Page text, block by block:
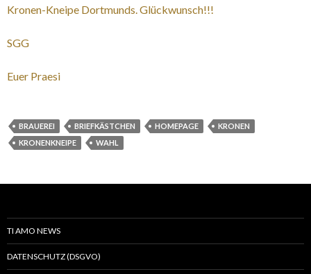
Kronen-Kneipe Dortmunds. Glückwunsch!!!
SGG
Euer Praesi
BRAUEREI BRIEFKÄSTCHEN HOMEPAGE
KRONEN
KRONENKNEIPE
WAHL
TI AMO NEWS
DATENSCHUTZ (DSGVO)